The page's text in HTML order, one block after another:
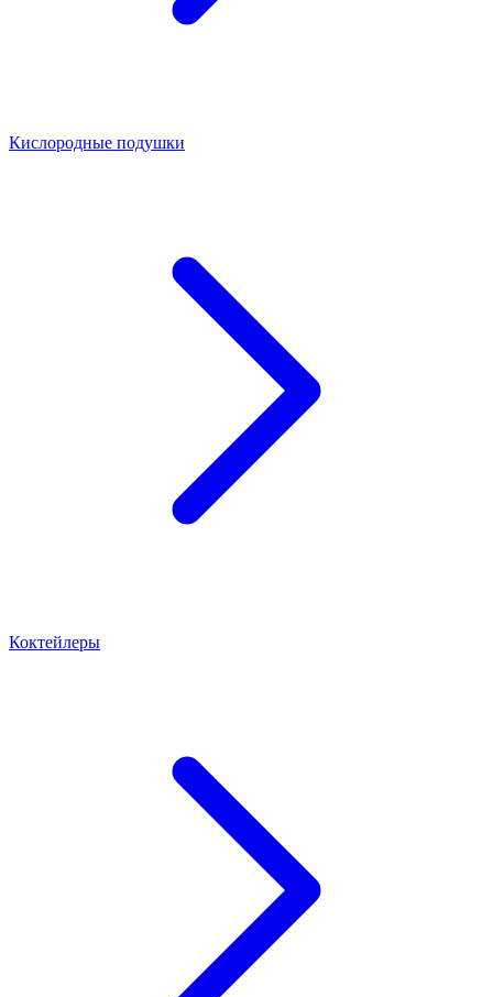
Кислородные подушки
Коктейлеры